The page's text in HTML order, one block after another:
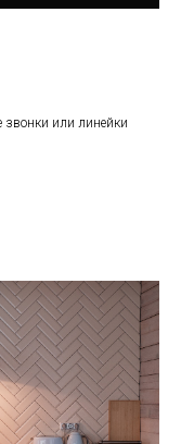
или линейки